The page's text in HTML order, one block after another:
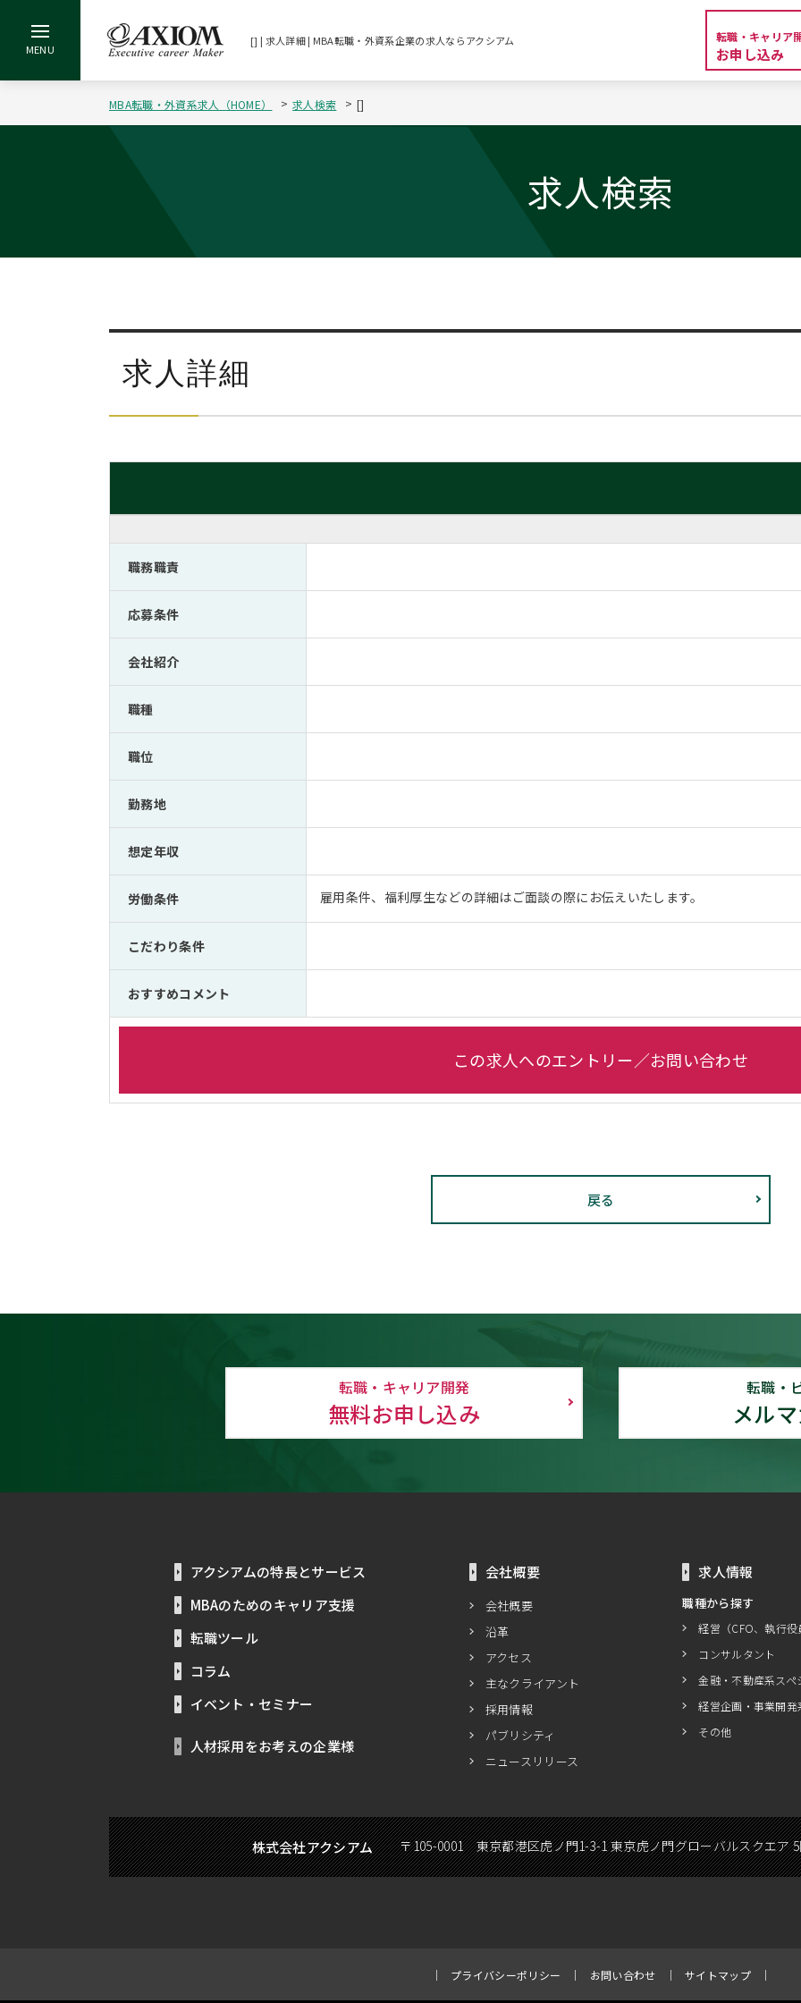
[] | 求人詳細 | MBA転職・外資系企業の求人ならアクシアム 転職・キャリア
お申し込み
MBA転職・外資系求人（HOME） 求人検索 []
求人検索
求人詳細
職務職責
応募条件
会社紹介
職種
職位
勤務地
想定年収
労働条件 雇用条件、福利厚生などの詳細はご面談の際にお伝えいたします。
こだわり条件
おすすめコメント
この求人へのエントリー／お問い合わせ
戻る
転職・キャリア開発
無料お申し込み
転職・
メル
アクシアムの特長とサービス
MBAのためのキャリア支援
転職ツール
コラム
イベント・セミナー
人材採用をお考えの企業様
会社概要
会社概要
沿革
アクセス
主なクライアント
採用情報
パブリシティ
ニュースリリース
求人情報
職種から探す
経営（CFO、執行役
コンサルタント
金融・不動産系スペ
経営企画・事業開発
その他
株式会社アクシアム 〒105-0001 東京都港区虎ノ門1-3-1 東京虎ノ門グローバルスクエア
プライバシーポリシー お問い合わせ サイトマップ